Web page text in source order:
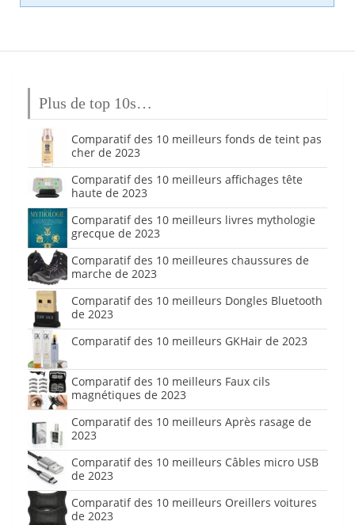
Plus de top 10s…
Comparatif des 10 meilleurs fonds de teint pas
cher de 2023
Comparatif des 10 meilleurs affichages tête
haute de 2023
Comparatif des 10 meilleurs livres mythologie
grecque de 2023
Comparatif des 10 meilleures chaussures de
marche de 2023
Comparatif des 10 meilleurs Dongles Bluetooth
de 2023
Comparatif des 10 meilleurs GKHair de 2023
Comparatif des 10 meilleurs Faux cils
magnétiques de 2023
Comparatif des 10 meilleurs Après rasage de
2023
Comparatif des 10 meilleurs Câbles micro USB
de 2023
Comparatif des 10 meilleurs Oreillers voitures
de 2023